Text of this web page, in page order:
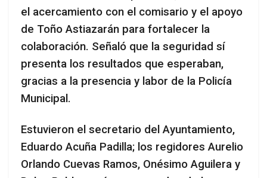
el acercamiento con el comisario y el apoyo
de Toño Astiazarán para fortalecer la
colaboración. Señaló que la seguridad sí
presenta los resultados que esperaban,
gracias a la presencia y labor de la Policía
Municipal.
Estuvieron el secretario del Ayuntamiento,
Eduardo Acuña Padilla; los regidores Aurelio
Orlando Cuevas Ramos, Onésimo Aguilera y